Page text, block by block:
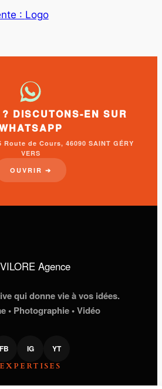
: Logo
DISCUTONS-EN SUR
Route de Cours, 46090 SAINT GÉRY
VERS
OUVRIR ➔
qui donne vie à vos idées.
• Photographie • Vidéo
FB IG
YT
EXPERTISES